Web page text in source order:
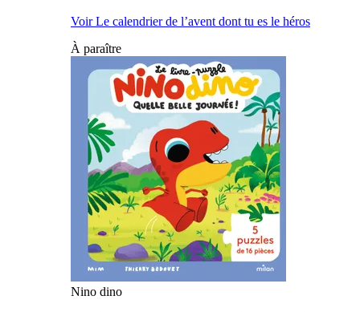
Voir Le calendrier de l’avent dont tu es le héros
À paraître
Nino dino